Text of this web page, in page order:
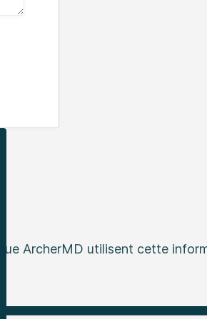
ArcherMD utilisent cette